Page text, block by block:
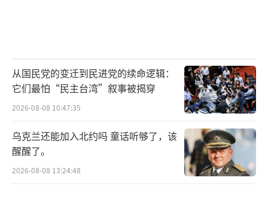
从国民党的变迁到民进党的续命逻辑：
它们最怕“民主台湾”叙事被揭穿
2026-08-08 10:47:35
乌克兰还能加入北约吗 童话听够了，该
醒醒了。
2026-08-08 13:24:48